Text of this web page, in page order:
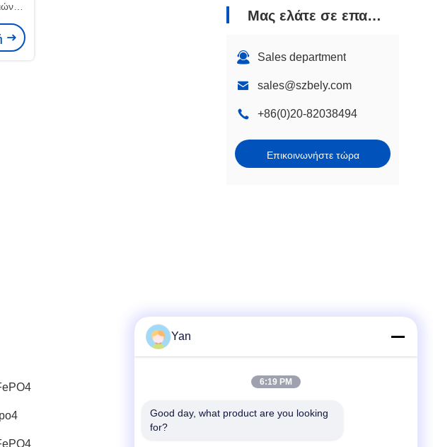
Μας ελάτε σε επαφή με
Sales department
sales@szbely.com
+86(0)20-82038494
Επικοινωνήστε τώρα
με
Γρήγορη επικοινωνία
86-20-82038494
Yan
6:19 PM
Good day, what product are you looking
for?